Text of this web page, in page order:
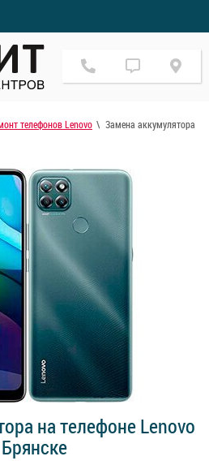
телефонов Lenovo
Замена аккумулятора
на телефоне Lenovo